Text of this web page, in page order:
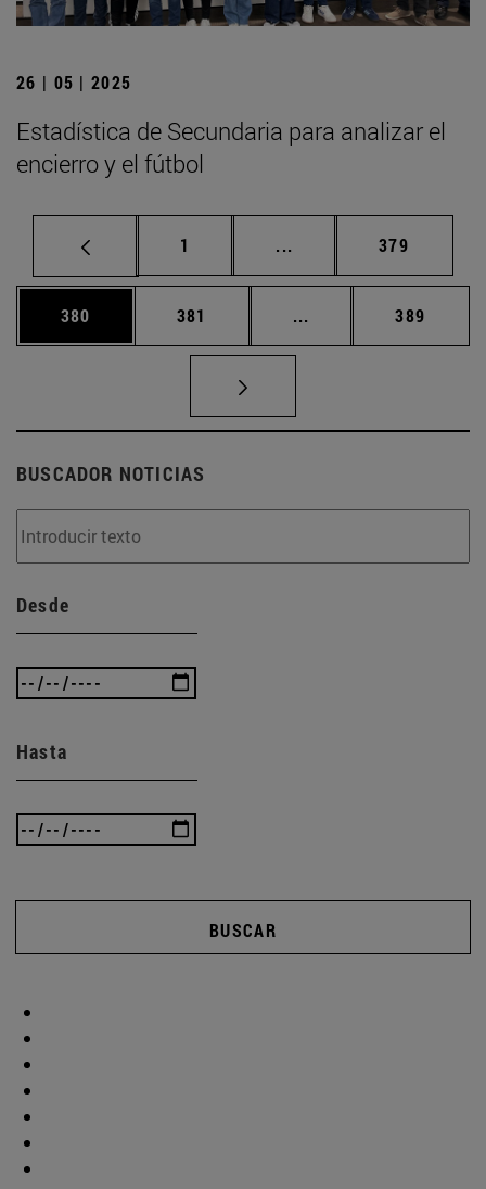
26 | 05 | 2025
Estadística de Secundaria para analizar el
encierro y el fútbol
Página
1 ... Páginas intermedias
Página
379
Página
380 Página
381 ... Páginas intermedias
Página
389
BUSCADOR NOTICIAS
Desde
Hasta
BUSCAR